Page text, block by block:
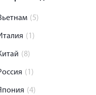
(5)
(1)
(8)
(1)
(4)